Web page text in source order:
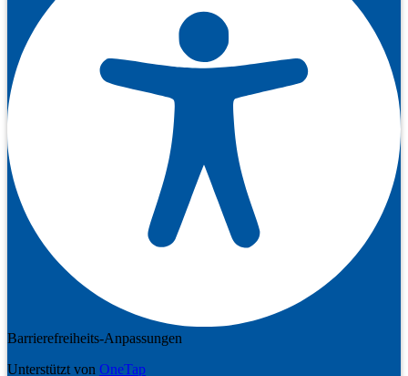
Barrierefreiheits-Anpassungen
Unterstützt von OneTap